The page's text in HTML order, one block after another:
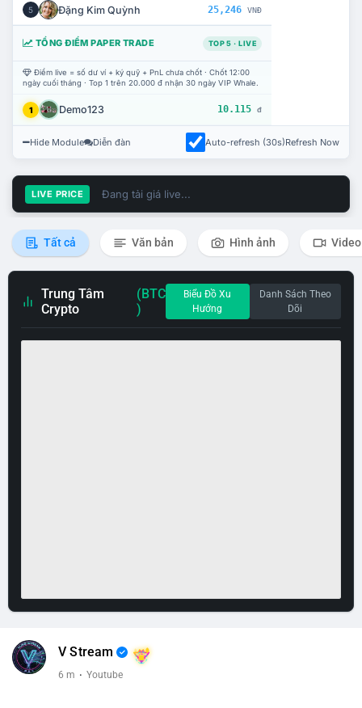
5 Đặng Kim Quỳnh 25,246 VNĐ
TỔNG ĐIỂM PAPER TRADE TOP 5 · LIVE
Điểm live = số dư ví + ký quỹ + PnL chưa chốt · Chốt 12:00
ngày cuối tháng · Top 1 trên 20.000 đ nhận 30 ngày VIP Whale.
1 Demo123 10.115 đ
Hide Module Diễn đàn Auto-refresh (30s)Refresh Now
LIVE PRICE Đang tải giá live...
Tất cả Văn bản Hình ảnh Video
Trung Tâm
Crypto
(BTC
)
Biểu Đồ Xu
Hướng
Danh Sách Theo
Dõi
V Stream
6 m · Youtube